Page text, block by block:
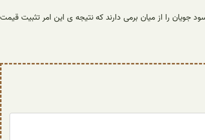
جویان را از میان برمی دارند که نتیجه ی این امر تثبیت قیمت